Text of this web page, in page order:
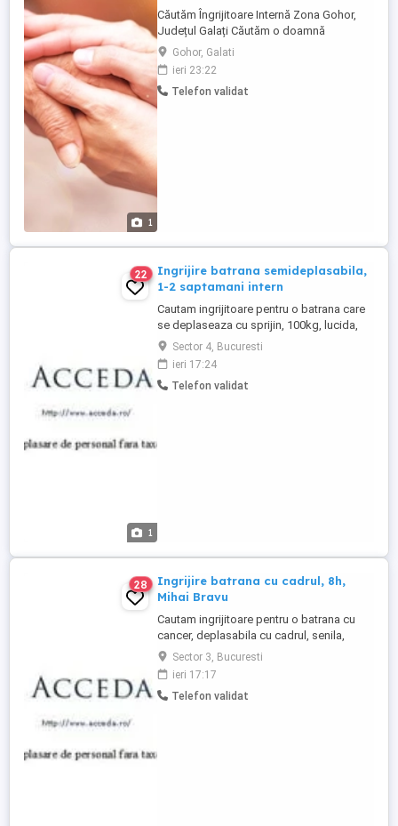
1
Căutăm Îngrijitoare Internă Zona Gohor,
Județul Galați Căutăm o doamnă
serioasă, caldă și responsabilă pentru
îngrijirea unei doamne în vârstă de 85 de
ani, în regim intern (permanent). Despre
persoana asistată: Profil: Vârsta 85 de ani,
Gohor, Galati
ieri 23:22
Telefon validat
1
22
Ingrijire batrana semideplasabila,
1-2 saptamani intern
Cautam ingrijitoare pentru o batrana care
se deplaseaza cu sprijin, 100kg, lucida,
care doarme noptile, purtatoare de
pampers, program 1-2 saptamani lucrate
intern, 1-2 saptamani libere, zona Berceni,
salariu 1500 lei pe saptamana. Cerinte:
Sector 4, Bucuresti
ieri 17:24
Telefon validat
28
Ingrijire batrana cu cadrul, 8h,
Mihai Bravu
Cautam ingrijitoare pentru o batrana cu
cancer, deplasabila cu cadrul, senila,
program 8h pe zi, 5 zile pe saptamana, de
miercuri pana duminica, libere lunea si
martea, zona Mihai Bravu, salariu 5000 lei
pe luna. Cerinte: persoana cu experienta,
Sector 3, Bucuresti
ieri 17:17
Telefon validat